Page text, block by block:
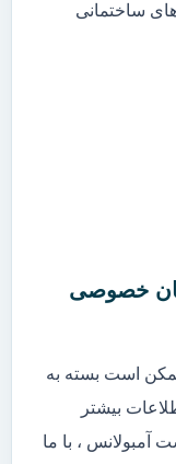
ساختمانی
خصوصی
است بسته به
بیشتر
آمبولانس ، با ما